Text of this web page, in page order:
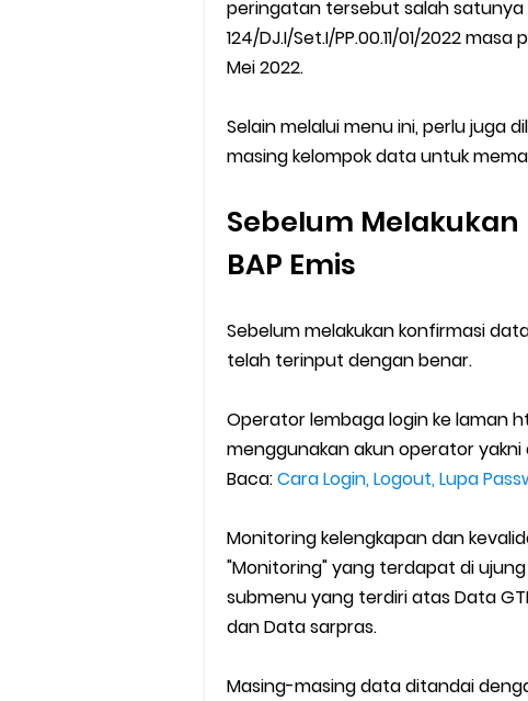
peringatan tersebut salah satunya
124/DJ.I/Set.I/PP.00.11/01/2022
Mei 2022.
Selain melalui menu ini, perlu juga
masing kelompok data untuk
Sebelum
BAP Emis
Sebelum melakukan konfirmasi
telah terinput dengan benar.
Operator lembaga login ke laman
menggunakan akun operator
Baca:Cara Login, Logout, Lupa
Monitoring kelengkapan dan
"Monitoring" yang terdapat di
submenu yang terdiri atas Data
dan Data sarpras.
Masing-masing data ditandai